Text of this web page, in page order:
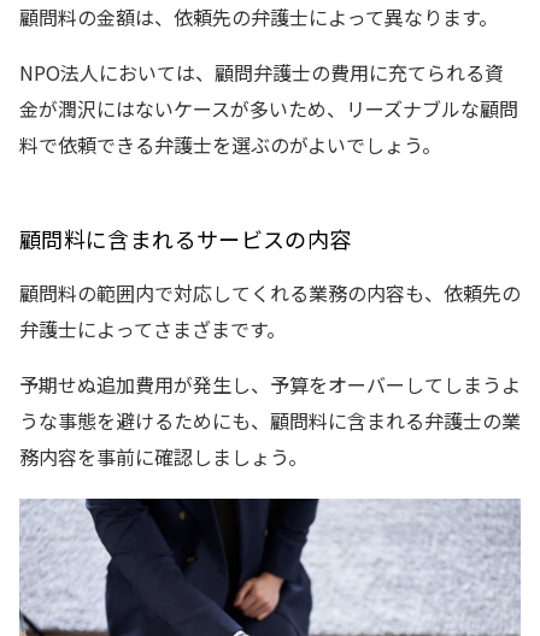
顧問料の金額は、依頼先の弁護士によって異なります。
NPO法人においては、顧問弁護士の費用に充てられる資
金が潤沢にはないケースが多いため、リーズナブルな顧問
料で依頼できる弁護士を選ぶのがよいでしょう。
顧問料に含まれるサービスの内容
顧問料の範囲内で対応してくれる業務の内容も、依頼先の
弁護士によってさまざまです。
予期せぬ追加費用が発生し、予算をオーバーしてしまうよ
うな事態を避けるためにも、顧問料に含まれる弁護士の業
務内容を事前に確認しましょう。